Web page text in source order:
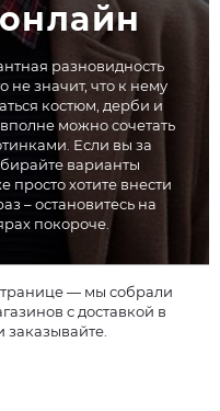
разновидность
значит, что к нему
костюм, дерби и
можно сочетать
Если вы за
варианты
просто хотите внести
– остановитесь на
покороче.
— мы собрали
с доставкой в